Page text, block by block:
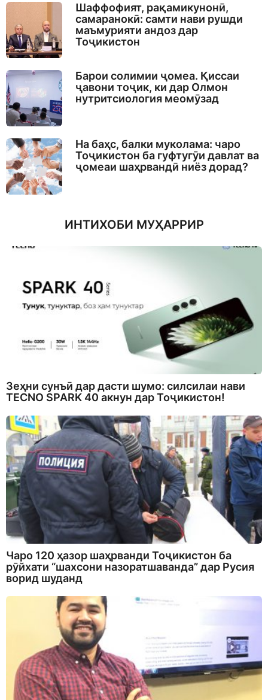
Шаффофият, рақамикунонӣ,
самаранокӣ: самти нави рушди
маъмурияти андоз дар
Тоҷикистон
Барои солимии ҷомеа. Қиссаи
ҷавони тоҷик, ки дар Олмон
нутритсиология меомӯзад
На баҳс, балки муколама: чаро
Тоҷикистон ба гуфтугӯи давлат ва
ҷомеаи шаҳрвандӣ ниёз дорад?
ИНТИХОБИ МУҲАРРИР
Зеҳни сунъӣ дар дасти шумо: силсилаи нави
TECNO SPARK 40 акнун дар Тоҷикистон!
Чаро 120 ҳазор шаҳрванди Тоҷикистон ба
рӯйхати “шахсони назоратшаванда” дар Русия
ворид шуданд